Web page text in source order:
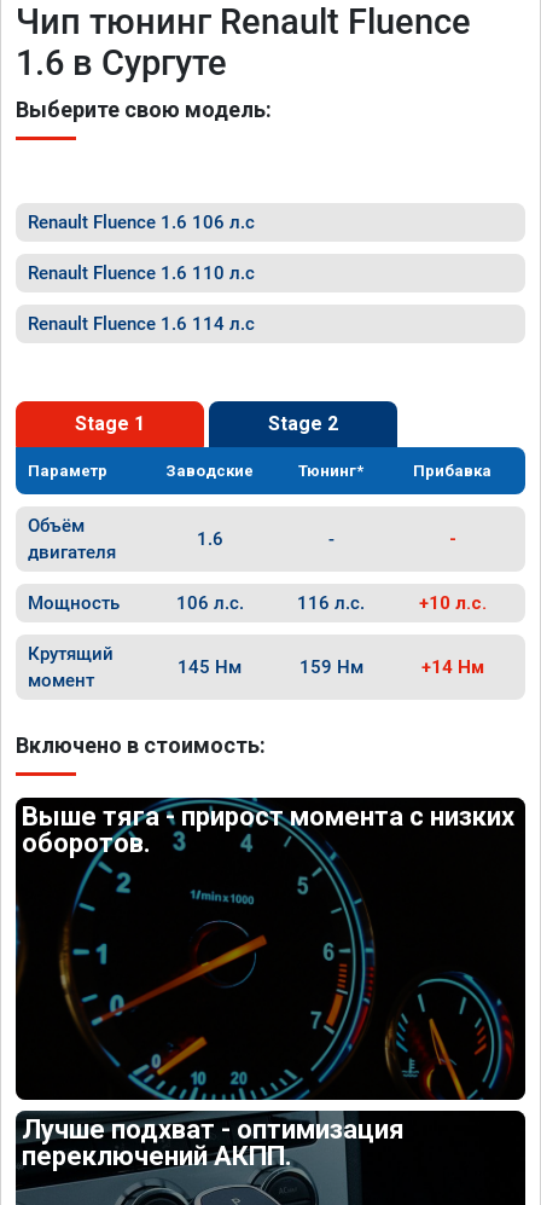
Чип тюнинг Renault Fluence
1.6 в Сургуте
Выберите свою модель:
Renault Fluence 1.6 106 л.с
Renault Fluence 1.6 110 л.с
Renault Fluence 1.6 114 л.с
Stage 1 Stage 2
Параметр Заводские Тюнинг* Прибавка
Объём
двигателя
1.6 - -
Мощность 106 л.с. 116 л.с. +10 л.с.
Крутящий
момент
145 Нм 159 Нм +14 Нм
Включено в стоимость:
Выше тяга - прирост момента с низких
оборотов.
Лучше подхват - оптимизация
переключений АКПП.